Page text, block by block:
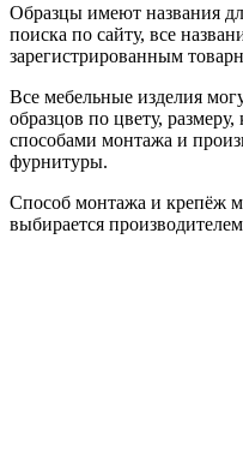
Образцы имеют названия
поиска по сайту, все
зарегистрированным
Все мебельные изделия
образцов по цвету,
способами монтажа и
фурнитуры.
Способ монтажа и крепёж
выбирается